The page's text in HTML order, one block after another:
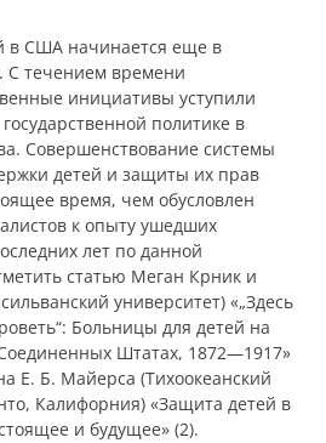
в США начинается еще в
С течением времени
инициативы уступили
политике в
Совершенствование системы
детей и защиты их прав
время, чем обусловлен
к опыту ушедших
лет по данной
статью Меган Крник и
университет) «„Здесь
Больницы для детей на
Штатах, 1872—1917»
Е. Б. Майерса (Тихоокеанский
Калифорния) «Защита детей в
и будущее» (2).